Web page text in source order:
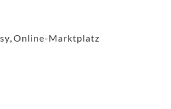
,Online-Marktplatz